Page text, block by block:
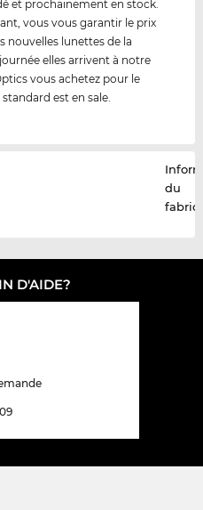
et prochainement en stock.
vous vous garantir le prix
nouvelles lunettes de la
elles arrivent à notre
vous achetez pour le
est en sale.
du
D'AIDE?